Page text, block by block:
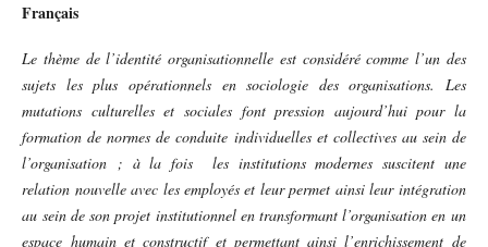
Français
Le thème de l’identité organisationnelle est considéré comme l’un des
sujets les plus opérationnels en sociologie des organisations. Les
mutations culturelles et sociales font pression aujourd’hui pour la
formation de normes de conduite individuelles et collectives au sein de
l’organisation ; à la fois les institutions modernes suscitent une
relation nouvelle avec les employés et leur permet ainsi leur intégration
au sein de son projet institutionnel en transformant l’organisation en un
espace humain et constructif et permettant ainsi l’enrichissement de